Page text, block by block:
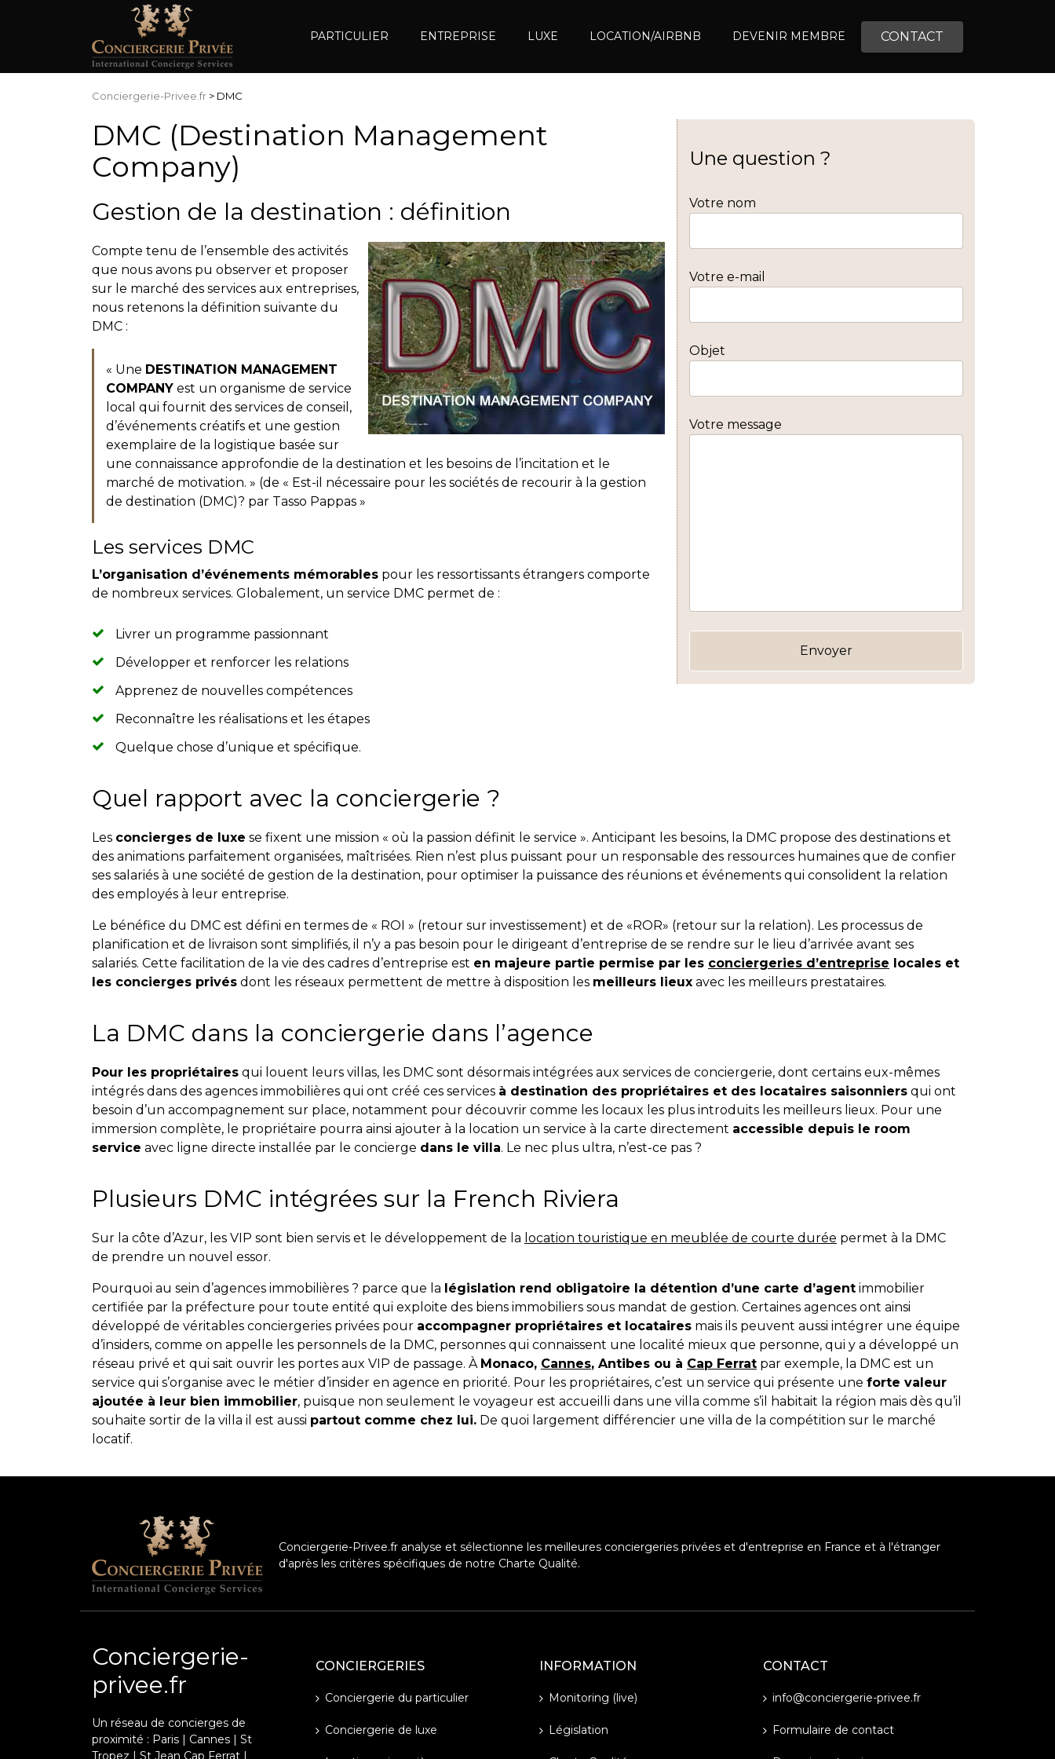
PARTICULIER ENTREPRISE LUXE LOCATION/AIRBNB DEVENIR MEMBRE CONTACT
Conciergerie-Privee.fr > DMC
DMC (Destination Management
Company)
Gestion de la destination : définition
Compte tenu de l’ensemble des activités
que nous avons pu observer et proposer
sur le marché des services aux entreprises,
nous retenons la définition suivante du
DMC :
« Une DESTINATION MANAGEMENT
COMPANY est un organisme de service
local qui fournit des services de conseil,
d’événements créatifs et une gestion
exemplaire de la logistique basée sur
une connaissance approfondie de la destination et les besoins de l’incitation et le
marché de motivation. » (de « Est-il nécessaire pour les sociétés de recourir à la gestion
de destination (DMC)? par Tasso Pappas »
Les services DMC
L’organisation d’événements mémorables pour les ressortissants étrangers comporte
de nombreux services. Globalement, un service DMC permet de :
Livrer un programme passionnant
Développer et renforcer les relations
Apprenez de nouvelles compétences
Reconnaître les réalisations et les étapes
Quelque chose d’unique et spécifique.
Une question ?
Votre nom
Votre e-mail
Objet
Votre message
Quel rapport avec la conciergerie ?
Les concierges de luxe se fixent une mission « où la passion définit le service ». Anticipant les besoins, la DMC propose des destinations et
des animations parfaitement organisées, maîtrisées. Rien n’est plus puissant pour un responsable des ressources humaines que de confier
ses salariés à une société de gestion de la destination, pour optimiser la puissance des réunions et événements qui consolident la relation
des employés à leur entreprise.
Le bénéfice du DMC est défini en termes de « ROI » (retour sur investissement) et de «ROR» (retour sur la relation). Les processus de
planification et de livraison sont simplifiés, il n’y a pas besoin pour le dirigeant d’entreprise de se rendre sur le lieu d’arrivée avant ses
salariés. Cette facilitation de la vie des cadres d’entreprise est en majeure partie permise par les conciergeries d’entreprise locales et
les concierges privés dont les réseaux permettent de mettre à disposition les meilleurs lieux avec les meilleurs prestataires.
La DMC dans la conciergerie dans l’agence
Pour les propriétaires qui louent leurs villas, les DMC sont désormais intégrées aux services de conciergerie, dont certains eux-mêmes
intégrés dans des agences immobilières qui ont créé ces services à destination des propriétaires et des locataires saisonniers qui ont
besoin d’un accompagnement sur place, notamment pour découvrir comme les locaux les plus introduits les meilleurs lieux. Pour une
immersion complète, le propriétaire pourra ainsi ajouter à la location un service à la carte directement accessible depuis le room
service avec ligne directe installée par le concierge dans le villa. Le nec plus ultra, n’est-ce pas ?
Plusieurs DMC intégrées sur la French Riviera
Sur la côte d’Azur, les VIP sont bien servis et le développement de la location touristique en meublée de courte durée permet à la DMC
de prendre un nouvel essor.
Pourquoi au sein d’agences immobilières ? parce que la législation rend obligatoire la détention d’une carte d’agent immobilier
certifiée par la préfecture pour toute entité qui exploite des biens immobiliers sous mandat de gestion. Certaines agences ont ainsi
développé de véritables conciergeries privées pour accompagner propriétaires et locataires mais ils peuvent aussi intégrer une équipe
d’insiders, comme on appelle les personnels de la DMC, personnes qui connaissent une localité mieux que personne, qui y a développé un
réseau privé et qui sait ouvrir les portes aux VIP de passage. À Monaco, Cannes, Antibes ou à Cap Ferrat par exemple, la DMC est un
service qui s’organise avec le métier d’insider en agence en priorité. Pour les propriétaires, c’est un service qui présente une forte valeur
ajoutée à leur bien immobilier, puisque non seulement le voyageur est accueilli dans une villa comme s’il habitait la région mais dès qu’il
souhaite sortir de la villa il est aussi partout comme chez lui. De quoi largement différencier une villa de la compétition sur le marché
locatif.
Conciergerie-Privee.fr analyse et sélectionne les meilleures conciergeries privées et d'entreprise en France et à l'étranger
d'après les critères spécifiques de notre Charte Qualité.
Conciergerie-
privee.fr
Un réseau de concierges de
proximité : Paris | Cannes | St
Tropez | St Jean Cap Ferrat |
CONCIERGERIES
Conciergerie du particulier
Conciergerie de luxe
INFORMATION
Monitoring (live)
Législation
CONTACT
info@conciergerie-privee.fr
Formulaire de contact